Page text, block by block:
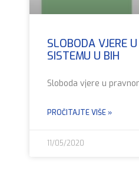
SLOBODA VJERE
SISTEMU U BIH
Sloboda vjere u
PROČITAJTE VIŠE »
11/05/2020